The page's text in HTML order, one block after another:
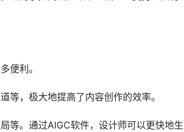
便利。
等，极大地提高了内容创作的效率。
等。通过AIGC软件，设计师可以更快地生